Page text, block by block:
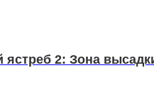
2: Зона